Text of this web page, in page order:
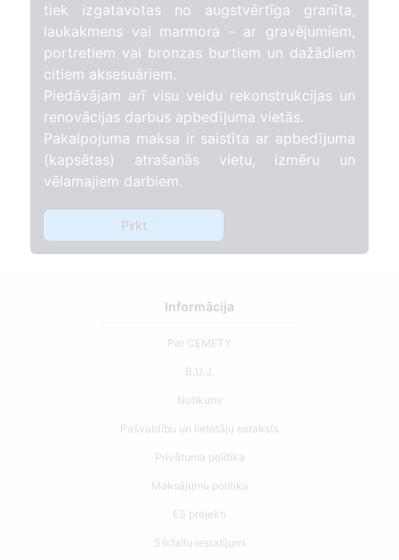
tiek izgatavotas no augstvērtīga granīta,
laukakmens vai marmora - ar gravējumiem,
portretiem vai bronzas burtiem un dažādiem
citiem aksesuāriem.
Piedāvājam arī visu veidu rekonstrukcijas un
renovācijas darbus apbedījuma vietās.
Pakalpojuma maksa ir saistīta ar apbedījuma
(kapsētas) atrašanās vietu, izmēru un
vēlamajiem darbiem.
Pirkt
Informācija
Par CEMETY
B.U.J.
Notikumi
Pašvaldību un lietotāju saraksts
Privātuma politika
Maksājumu politika
ES projekti
Sīkfailu iestatījumi